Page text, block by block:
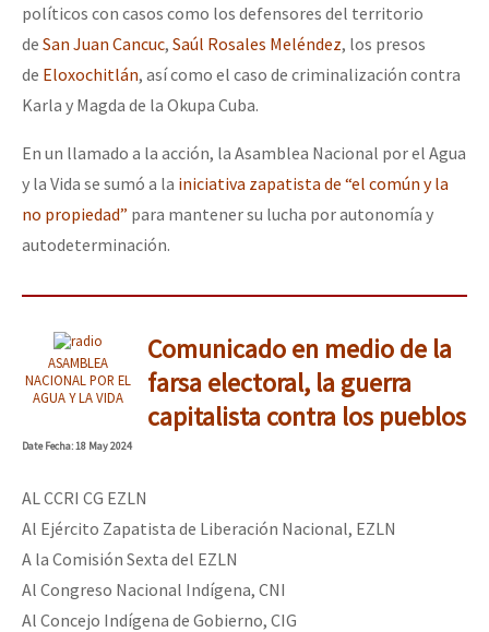
políticos con casos como los defensores del territorio
de San Juan Cancuc, Saúl Rosales Meléndez, los presos
de Eloxochitlán, así como el caso de criminalización contra
Karla y Magda de la Okupa Cuba.
En un llamado a la acción, la Asamblea Nacional por el Agua
y la Vida se sumó a la iniciativa zapatista de “el común y la
no propiedad” para mantener su lucha por autonomía y
autodeterminación.
ASAMBLEA
NACIONAL POR EL
AGUA Y LA VIDA
Comunicado en medio de la
farsa electoral, la guerra
capitalista contra los pueblos
DateFecha: 18 May 2024
AL CCRI CG EZLN
Al Ejército Zapatista de Liberación Nacional, EZLN
A la Comisión Sexta del EZLN
Al Congreso Nacional Indígena, CNI
Al Concejo Indígena de Gobierno, CIG